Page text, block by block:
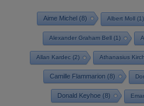
Aime Michel(8) Albert Moll(1)
Alexander Graham Bell (1)
Allan Kardec (2) Athanasius
Camille Flammarion (8)
Donald Keyhoe(8)